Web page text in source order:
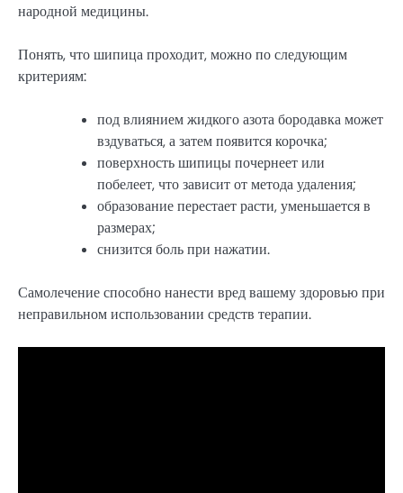
народной медицины.
Понять, что шипица проходит, можно по следующим
критериям:
под влиянием жидкого азота бородавка может
вздуваться, а затем появится корочка;
поверхность шипицы почернеет или
побелеет, что зависит от метода удаления;
образование перестает расти, уменьшается в
размерах;
снизится боль при нажатии.
Самолечение способно нанести вред вашему здоровью при
неправильном использовании средств терапии.